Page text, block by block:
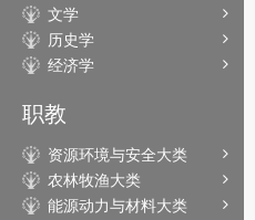
文学
历史学
经济学
职教
资源环境与安全大类
农林牧渔大类
能源动力与材料大类